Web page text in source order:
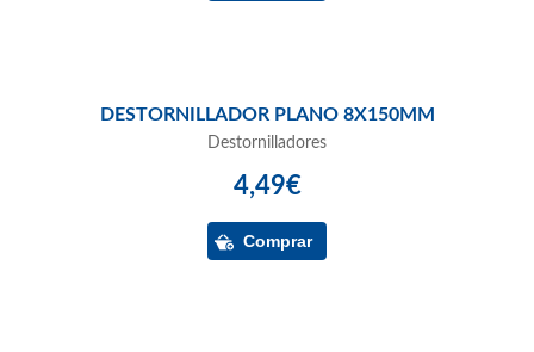
DESTORNILLADOR PLANO 8X150MM
Destornilladores
4,49€